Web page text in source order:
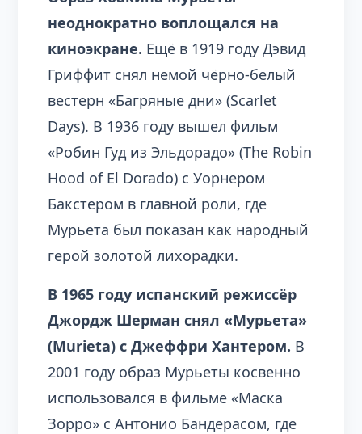
неоднократно воплощался на
киноэкране. Ещё в 1919 году Дэвид
Гриффит снял немой чёрно-белый
вестерн «Багряные дни» (Scarlet
Days). В 1936 году вышел фильм
«Робин Гуд из Эльдорадо» (The Robin
Hood of El Dorado) с Уорнером
Бакстером в главной роли, где
Мурьета был показан как народный
герой золотой лихорадки.
В 1965 году испанский режиссёр
Джордж Шерман снял «Мурьета»
(Murieta) с Джеффри Хантером. В
2001 году образ Мурьеты косвенно
использовался в фильме «Маска
Зорро» с Антонио Бандерасом, где